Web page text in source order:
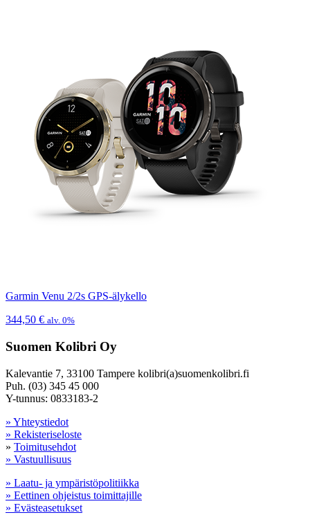
Garmin Venu 2/2s GPS-älykello
344,50 € alv. 0%
Suomen Kolibri Oy
Kalevantie 7, 33100 Tampere kolibri(a)suomenkolibri.fi
Puh. (03) 345 45 000
Y-tunnus: 0833183-2
» Yhteystiedot
» Rekisteriseloste
» Toimitusehdot
» Vastuullisuus
» Laatu- ja ympäristöpolitiikka
» Eettinen ohjeistus toimittajille
» Evästeasetukset